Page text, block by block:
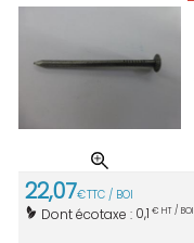
22,07€TTC / BOI
Dont écotaxe : 0,1 € HT / BOI